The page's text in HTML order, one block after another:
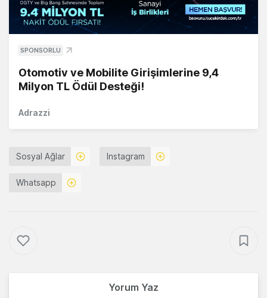
SPONSORLU
Otomotiv ve Mobilite Girişimlerine 9,4
Milyon TL Ödül Desteği!
Adrazzi
Sosyal Ağlar Instagram
Whatsapp
Yorum Yaz